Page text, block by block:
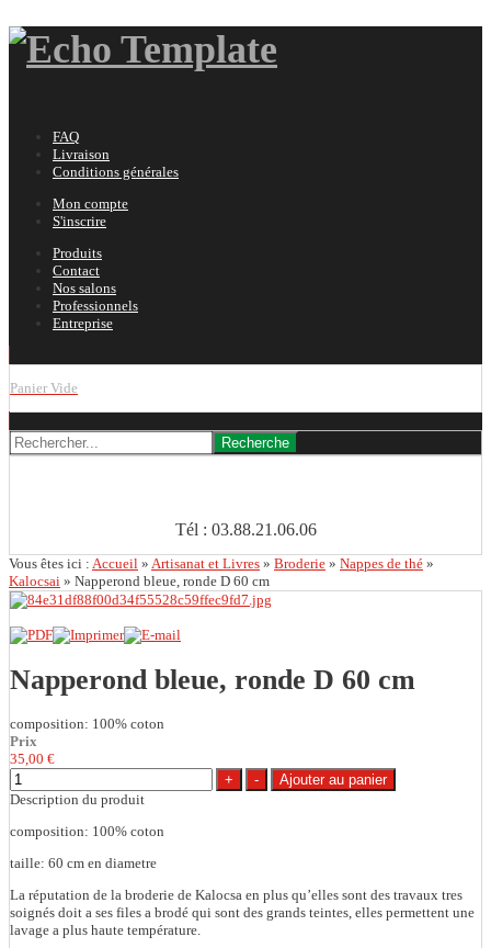
FAQ
Livraison
Conditions générales
Mon compte
S'inscrire
Produits
Contact
Nos salons
Professionnels
Entreprise
Panier Vide
Tél : 03.88.21.06.06
Vous êtes ici : Accueil » Artisanat et Livres » Broderie » Nappes de thé »
Kalocsai » Napperond bleue, ronde D 60 cm
Napperond bleue, ronde D 60 cm
composition: 100% coton
Prix
35,00 €
Description du produit
composition: 100% coton
taille: 60 cm en diametre
La réputation de la broderie de Kalocsa en plus qu’elles sont des travaux tres
soignés doit a ses files a brodé qui sont des grands teintes, elles permettent une
lavage a plus haute température.